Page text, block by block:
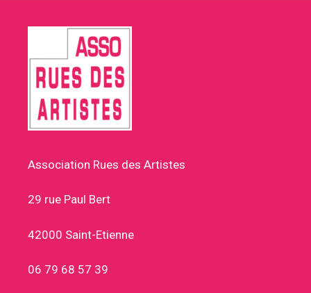
Association Rues des Artistes
29 rue Paul Bert
42000 Saint-Etienne
06 79 68 57 39